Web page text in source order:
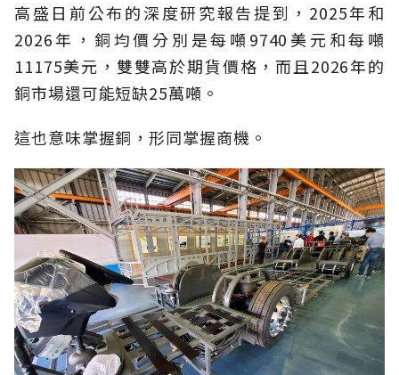
高盛日前公布的深度研究報告提到，2025年和
2026年，銅均價分別是每噸9740美元和每噸
11175美元，雙雙高於期貨價格，而且2026年的
銅市場還可能短缺25萬噸。
這也意味掌握銅，形同掌握商機。